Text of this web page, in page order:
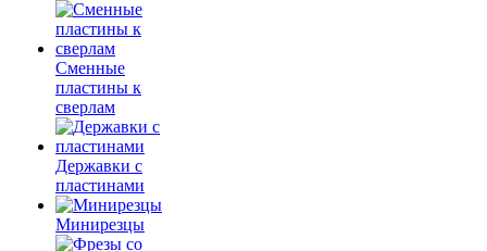
Сменные
пластины к
сверлам
Державки с
пластинами
Минирезцы